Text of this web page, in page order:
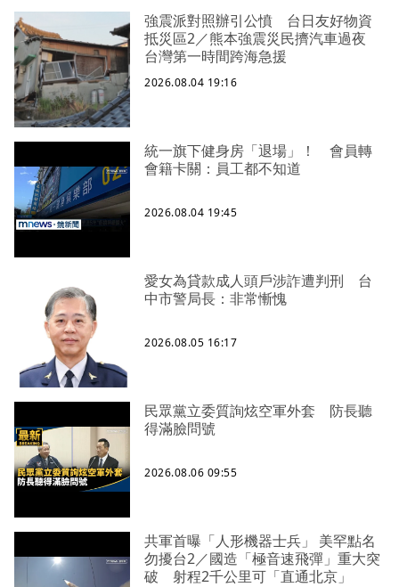
強震派對照辦引公憤 台日友好物資
抵災區2／熊本強震災民擠汽車過夜
台灣第一時間跨海急援
2026.08.04 19:16
統一旗下健身房「退場」！ 會員轉
會籍卡關：員工都不知道
2026.08.04 19:45
愛女為貸款成人頭戶涉詐遭判刑 台
中市警局長：非常慚愧
2026.08.05 16:17
民眾黨立委質詢炫空軍外套 防長聽
得滿臉問號
2026.08.06 09:55
共軍首曝「人形機器士兵」 美罕點名
勿擾台2／國造「極音速飛彈」重大突
破 射程2千公里可「直通北京」